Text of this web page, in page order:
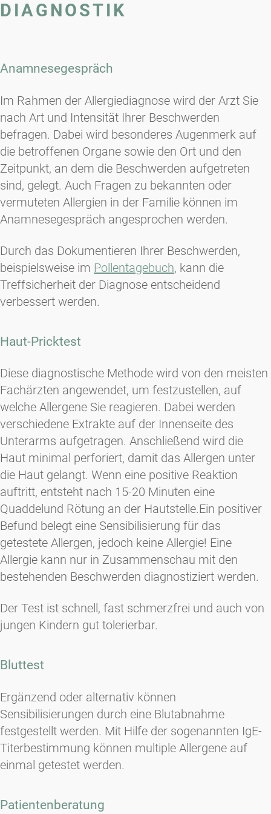
DIAGNOSTIK
Anamnesegespräch
Im Rahmen der Allergiediagnose wird der Arzt Sie
nach Art und Intensität Ihrer Beschwerden
befragen. Dabei wird besonderes Augenmerk auf
die betroffenen Organe sowie den Ort und den
Zeitpunkt, an dem die Beschwerden aufgetreten
sind, gelegt. Auch Fragen zu bekannten oder
vermuteten Allergien in der Familie können im
Anamnesegespräch angesprochen werden.
Durch das Dokumentieren Ihrer Beschwerden,
beispielsweise im Pollentagebuch, kann die
Treffsicherheit der Diagnose entscheidend
verbessert werden.
Haut-Pricktest
Diese diagnostische Methode wird von den meisten
Fachärzten angewendet, um festzustellen, auf
welche Allergene Sie reagieren. Dabei werden
verschiedene Extrakte auf der Innenseite des
Unterarms aufgetragen. Anschließend wird die
Haut minimal perforiert, damit das Allergen unter
die Haut gelangt. Wenn eine positive Reaktion
auftritt, entsteht nach 15-20 Minuten eine
Quaddelund Rötung an der Hautstelle.Ein positiver
Befund belegt eine Sensibilisierung für das
getestete Allergen, jedoch keine Allergie! Eine
Allergie kann nur in Zusammenschau mit den
bestehenden Beschwerden diagnostiziert werden.
Der Test ist schnell, fast schmerzfrei und auch von
jungen Kindern gut tolerierbar.
Bluttest
Ergänzend oder alternativ können
Sensibilisierungen durch eine Blutabnahme
festgestellt werden. Mit Hilfe der sogenannten IgE-
Titerbestimmung können multiple Allergene auf
einmal getestet werden.
Patientenberatung